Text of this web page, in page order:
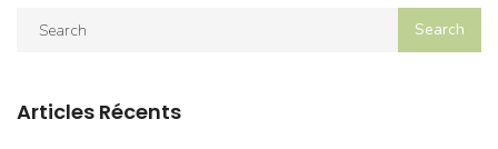
Articles Récents